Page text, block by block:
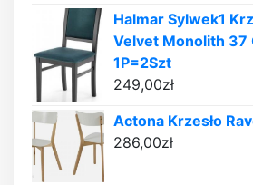
Halmar Sylwek1
Velvet Monolith 37
1P=2Szt
249,00zł
Actona Krzesło
286,00zł